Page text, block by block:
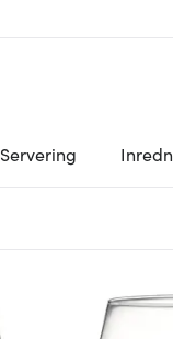
Servering